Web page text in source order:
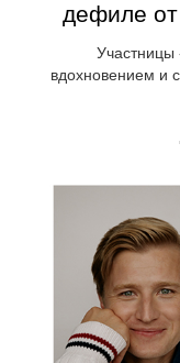
дефиле
вдохновением и